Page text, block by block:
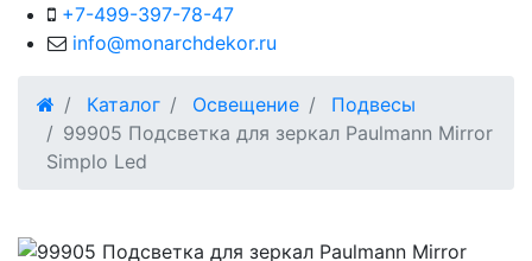
+7-499-397-78-47
info@monarchdekor.ru
Каталог Освещение
Подвесы
99905 Подсветка для зеркал Paulmann Mirror
Simplo Led